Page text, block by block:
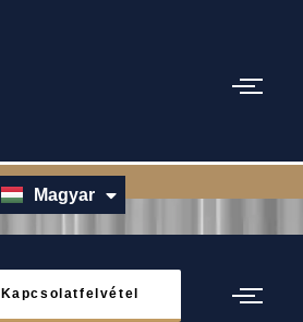
Magyar
English
Kapcsolatfelvétel